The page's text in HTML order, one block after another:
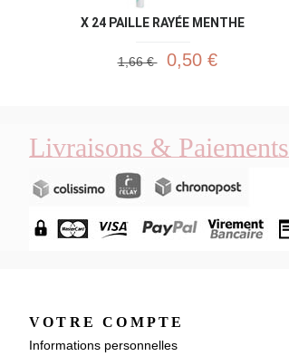
X 24 PAILLE RAYÉE MENTHE
1,66 € 0,50 €
Livraisons & Paiements
VOTRE COMPTE
Informations personnelles